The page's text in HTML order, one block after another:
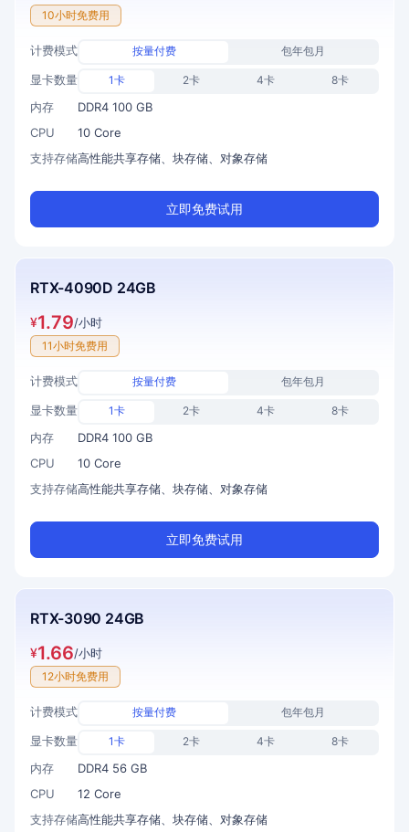
10小时免费用
计费模式 按量付费 包年包月
显卡数量 1卡 2卡 4卡 8卡
内存
DDR4 100 GB
CPU
10 Core
支持存储高性能共享存储、块存储、对象存储
立即免费试用
RTX-4090D 24GB
¥1.79/小时
11小时免费用
计费模式 按量付费 包年包月
显卡数量 1卡 2卡 4卡 8卡
内存
DDR4 100 GB
CPU
10 Core
支持存储高性能共享存储、块存储、对象存储
立即免费试用
RTX-3090 24GB
¥1.66/小时
12小时免费用
计费模式 按量付费 包年包月
显卡数量 1卡 2卡 4卡 8卡
内存
DDR4 56 GB
CPU
12 Core
支持存储高性能共享存储、块存储、对象存储